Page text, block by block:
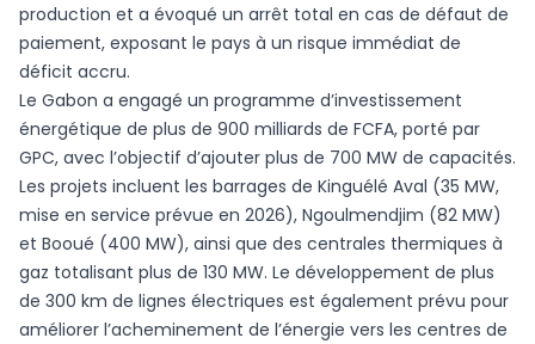
production et a évoqué un arrêt total en cas de défaut de
paiement, exposant le pays à un risque immédiat de
déficit accru.
Le Gabon a engagé un programme d’investissement
énergétique de plus de 900 milliards de FCFA, porté par
GPC, avec l’objectif d’ajouter plus de 700 MW de capacités.
Les projets incluent les barrages de Kinguélé Aval (35 MW,
mise en service prévue en 2026), Ngoulmendjim (82 MW)
et Booué (400 MW), ainsi que des centrales thermiques à
gaz totalisant plus de 130 MW. Le développement de plus
de 300 km de lignes électriques est également prévu pour
améliorer l’acheminement de l’énergie vers les centres de